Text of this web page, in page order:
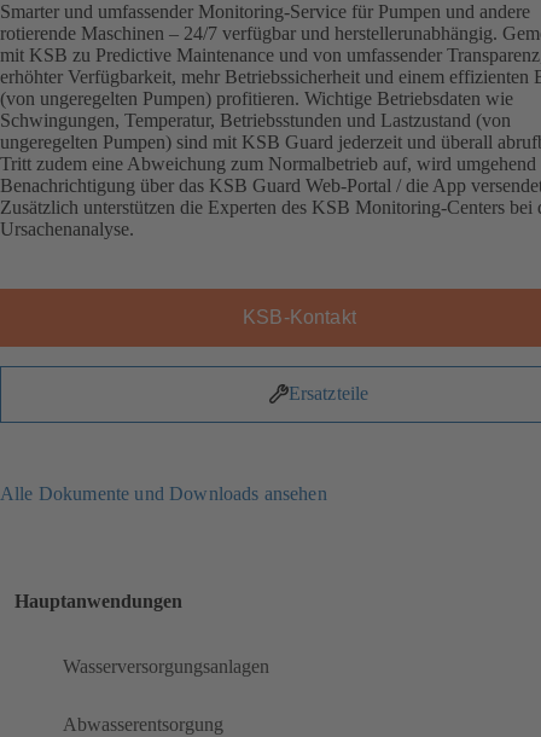
Smarter und umfassender Monitoring-Service für Pumpen und andere
rotierende Maschinen – 24/7 verfügbar und herstellerunabhängig.
mit KSB zu Predictive Maintenance und von umfassender
erhöhter Verfügbarkeit, mehr Betriebssicherheit und einem effizienten
(von ungeregelten Pumpen) profitieren. Wichtige Betriebsdaten wie
Schwingungen, Temperatur, Betriebsstunden und Lastzustand (von
ungeregelten Pumpen) sind mit KSB Guard jederzeit und überall
Tritt zudem eine Abweichung zum Normalbetrieb auf, wird umgehend
Benachrichtigung über das KSB Guard Web-Portal / die App
Zusätzlich unterstützen die Experten des KSB Monitoring-Centers bei
Ursachenanalyse.
KSB-Kontakt
Ersatzteile
Alle Dokumente und Downloads ansehen
Hauptanwendungen
Wasserversorgungsanlagen
Abwasserentsorgung